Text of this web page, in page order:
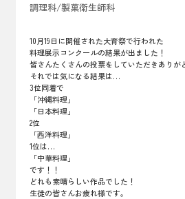
調理科/製菓衛生師科
10月19日に開催された大育祭で行われた
料理展示コンクールの結果が出ました！
皆さんたくさんの投票をしていただきありが
それでは気になる結果は…
3位同着で
「沖縄料理」
「日本料理」
2位
「西洋料理」
1位は…
「中華料理」
です！！
どれも素晴らしい作品でした！
生徒の皆さんお疲れ様です。